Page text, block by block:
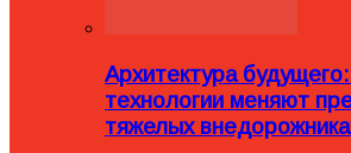
Архитектура
технологии меняют
тяжелых